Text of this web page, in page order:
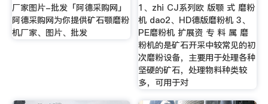
厂家图片-批发「阿德采购网」
阿德采购网为你提供矿石颚磨粉
机厂家、图片、批发
1、zhi CJ系列欧 版颚 式 磨粉
机 dao2、HD德版磨粉机 3、
PE磨粉机 扩展资 专 料 属 磨
粉机的是矿石开采中较常见的初
次磨粉设备，主要用于处理各种
坚硬的矿石，处理物料种类较
多，可用于对